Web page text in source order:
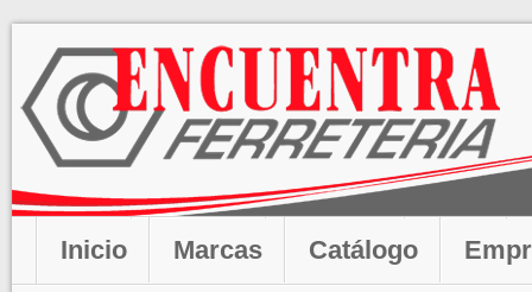
Inicio Marcas Catálogo